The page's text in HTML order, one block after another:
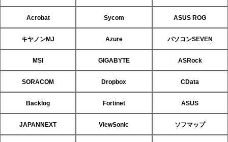
Acrobat Sycom ASUS ROG
キヤノンMJ Azure パソコンSEVEN
MSI GIGABYTE ASRock
SORACOM Dropbox CData
Backlog Fortinet ASUS
JAPANNEXT ViewSonic ソフマップ